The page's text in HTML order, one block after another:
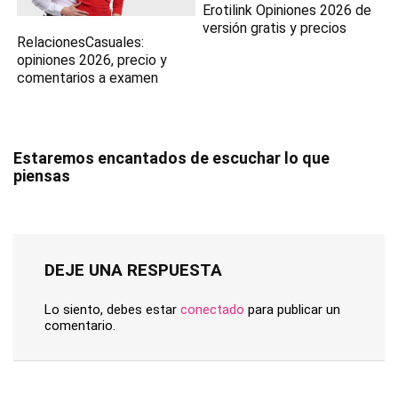
RelacionesCasuales:
opiniones 2026, precio y
comentarios a examen
Erotilink Opiniones 2026 de
versión gratis y precios
Estaremos encantados de escuchar lo que
piensas
DEJE UNA RESPUESTA
Lo siento, debes estar conectado para publicar un
comentario.